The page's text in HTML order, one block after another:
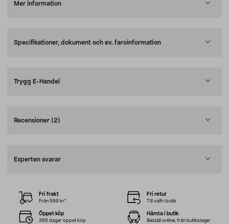
Mer information
Specifikationer, dokument och ev. faroinformation
Trygg E-Handel
Recensioner (2)
Experten svarar
Fri frakt
Från 599 kr*
Fri retur
Till valfri butik
Öppet köp
365 dagar öppet köp
Hämta i butik
Beställ online, från butikslager